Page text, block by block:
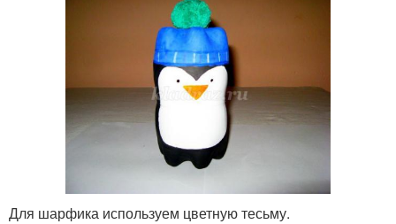
Для шарфика используем цветную тесьму.